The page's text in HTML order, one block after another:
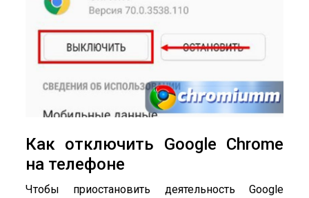
Как отключить Google Chrome
на телефоне
Чтобы приостановить деятельность Google